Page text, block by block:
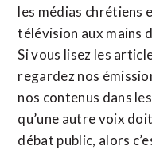
les médias chrétiens
télévision aux mains
Si vous lisez les
regardez nos
nos contenus dans
qu’une autre voix
débat public, alors